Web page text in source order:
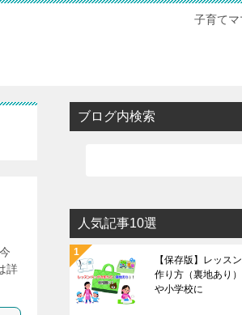
子育て
詳
ブログ内検索
人気記事10選
【保存版】レッス
作り方（裏地あり
や小学校に